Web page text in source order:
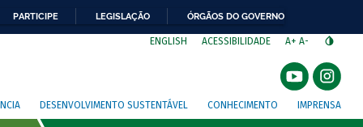
PARTICIPE LEGISLAÇÃO ÓRGÃOS DO GOVERNO
ENGLISH ACESSIBILIDADE A+ A-
DESENVOLVIMENTO SUSTENTÁVEL CONHECIMENTO IMPRENSA